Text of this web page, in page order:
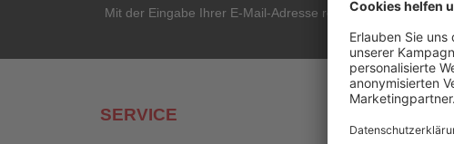
Mit der Eingabe Ihrer E-Mail-Adresse registrieren Sie sich
SERVICE